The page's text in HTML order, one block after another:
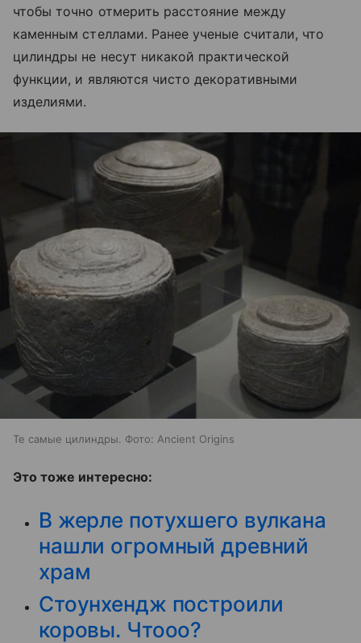
чтобы точно отмерить расстояние между
каменным стеллами. Ранее ученые считали, что
цилиндры не несут никакой практической
функции, и являются чисто декоративными
изделиями.
Те самые цилиндры. Фото: Ancient Origins
Это тоже интересно:
В жерле потухшего вулкана
нашли огромный древний
храм
Стоунхендж построили
коровы. Чтооо?